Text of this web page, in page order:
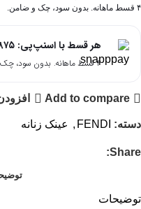
۴ قسط ماهانه. بدون سود، چک و ضامن.
هر قسط با اسنپ‌پی:
۴ قسط ماهانه. بدون سود، چک و ضامن.
Add to compare
دسته: FENDI
, عینک زنانه
Share:
توضیحات